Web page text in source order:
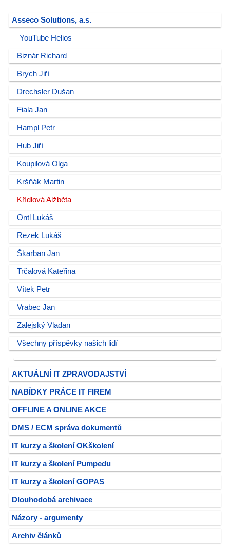
Asseco Solutions, a.s.
YouTube Helios
Biznár Richard
Brych Jiří
Drechsler Dušan
Fiala Jan
Hampl Petr
Hub Jiří
Koupilová Olga
Kršňák Martin
Křídlová Alžběta
Ontl Lukáš
Rezek Lukáš
Škarban Jan
Trčalová Kateřina
Vítek Petr
Vrabec Jan
Zalejský Vladan
Všechny příspěvky našich lidí
AKTUÁLNÍ IT ZPRAVODAJSTVÍ
NABÍDKY PRÁCE IT FIREM
OFFLINE A ONLINE AKCE
DMS / ECM správa dokumentů
IT kurzy a školení OKškolení
IT kurzy a školení Pumpedu
IT kurzy a školení GOPAS
Dlouhodobá archivace
Názory - argumenty
Archiv článků